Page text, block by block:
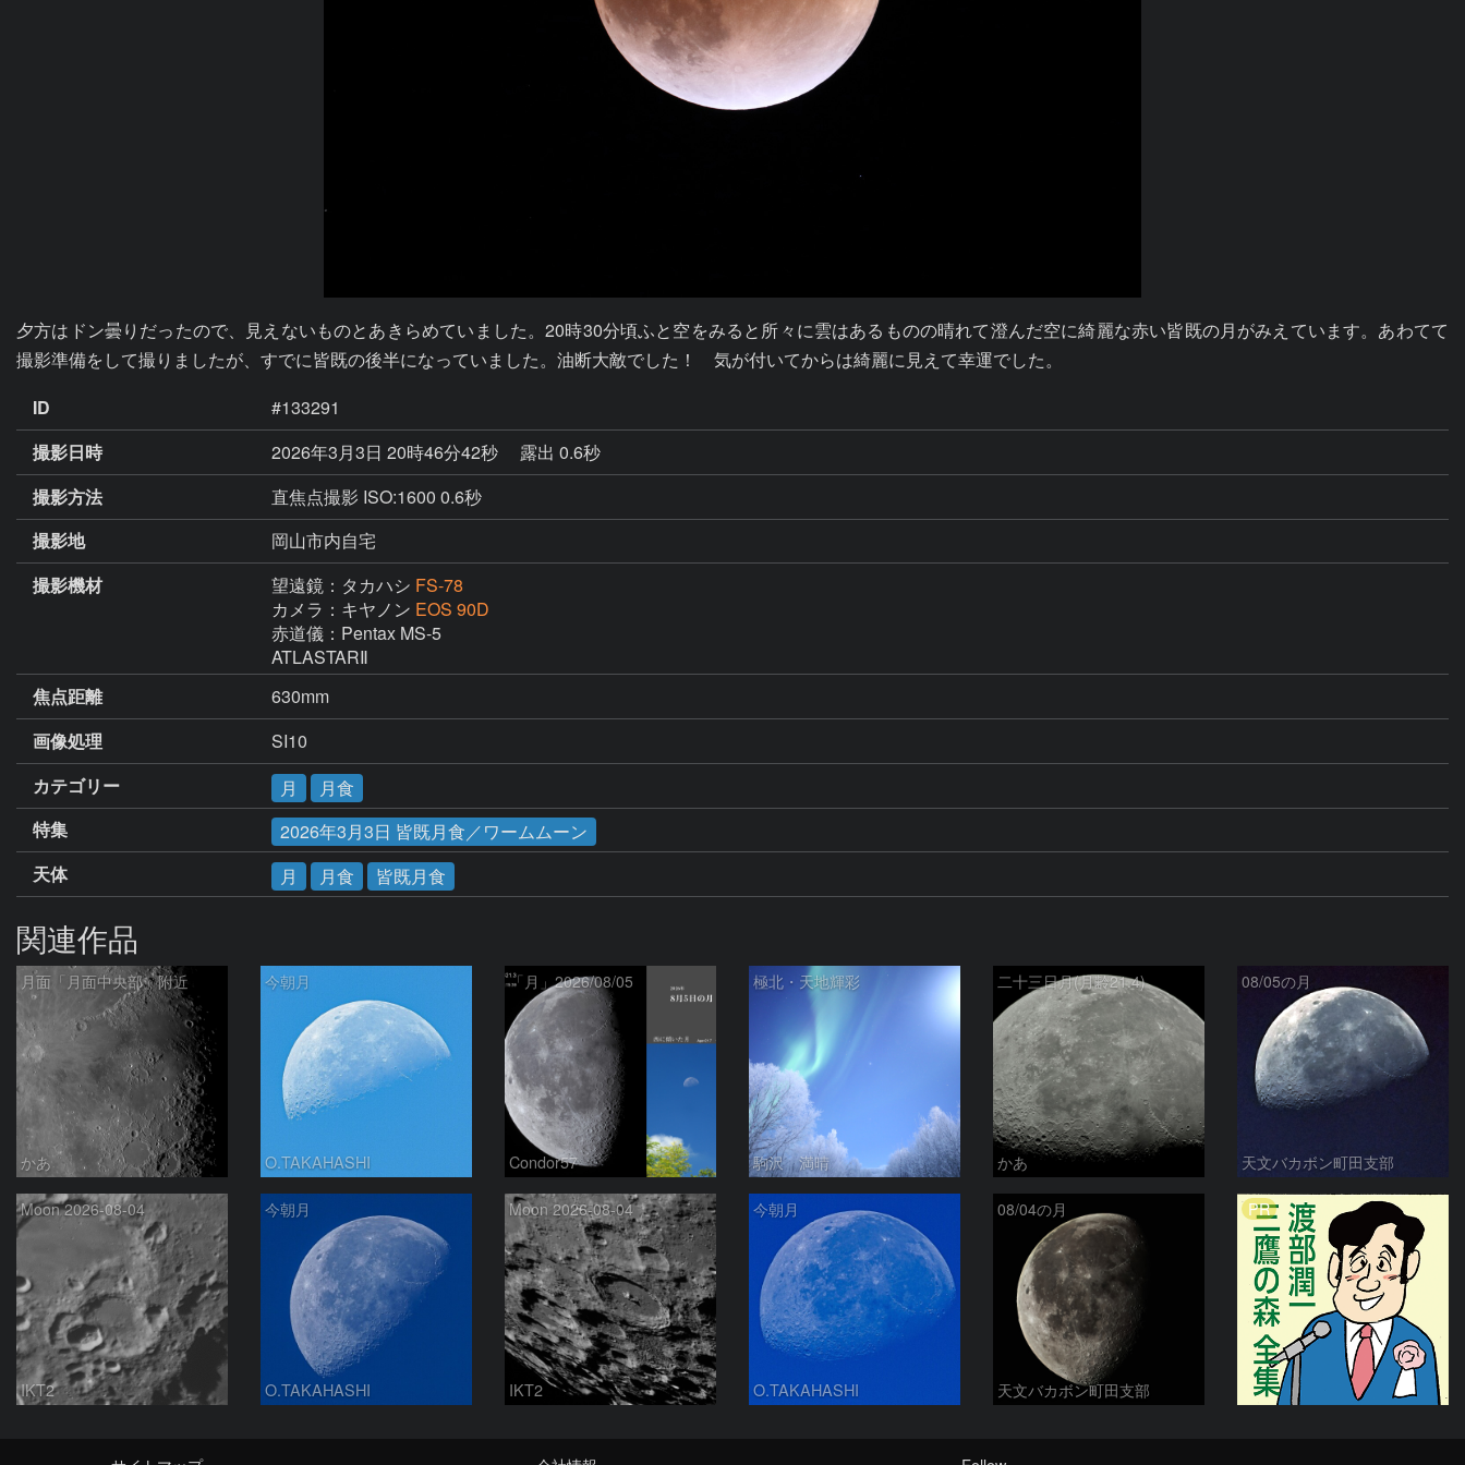
夕方はドン曇りだったので、見えないものとあきらめていました。20時30分頃ふと空をみると所々に雲はあるものの晴れて澄んだ空に綺麗な赤い皆既の月がみえています。あわてて
撮影準備をして撮りましたが、すでに皆既の後半になっていました。油断大敵でした！　気が付いてからは綺麗に見えて幸運でした。
ID
#133291
撮影日時
2026年3月3日 20時46分42秒
露出 0.6秒
撮影方法
直焦点撮影 ISO:1600 0.6秒
撮影地
岡山市内自宅
撮影機材
望遠鏡：タカハシ FS-78
カメラ：キヤノン EOS 90D
赤道儀：Pentax MS-5
焦点距離
630mm
画像処理
SI10
カテゴリー
月
月食
特集
2026年3月3日 皆既月食／ワームムーン
天体
月 月食 皆既月食
関連作品
月面「月面中央部」附近
かあ
今朝月
O.TAKAHASHI
「月」2026/08/05
Condor57
極北・天地輝彩
駒沢 満晴
二十三日月(月齢21.4)
かあ
08/05の月
天文バカボン町田支部
Moon 2026-08-04
IKT2
今朝月
O.TAKAHASHI
Moon 2026-08-04
IKT2
今朝月
O.TAKAHASHI
08/04の月
天文バカボン町田支部
PR